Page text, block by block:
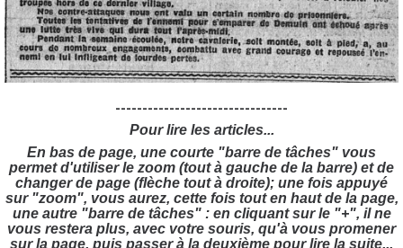
--------------------------------
Pour lire les articles...
En bas de page, une courte "barre de tâches" vous
permet d'utiliser le zoom (tout à gauche de la barre) et de
changer de page (flèche tout à droite); une fois appuyé
sur "zoom", vous aurez, cette fois tout en haut de la page,
une autre "barre de tâches" : en cliquant sur le "+", il ne
vous restera plus, avec votre souris, qu'à vous promener
sur la page, puis passer à la deuxième pour lire la suite...